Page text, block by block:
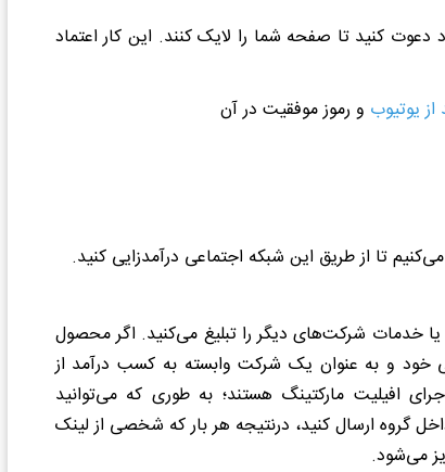
دعوت کنید تا صفحه شما را لایک کنند. این کار اعتماد
یوتیوب و رموز موفقیت در آن
تا از طریق این شبکه اجتماعی درآمدزایی کنید.
خدمات شرکت‌های دیگر را تبلیغ می‌کنید. اگر محصول
خود و به عنوان یک شرکت وابسته به کسب درآمد از
افیلیت مارکتینگ هستند؛ به طوری که می‌توانید
گروه ارسال کنید، درنتیجه هر بار که شخصی از لینک
می‌شود.